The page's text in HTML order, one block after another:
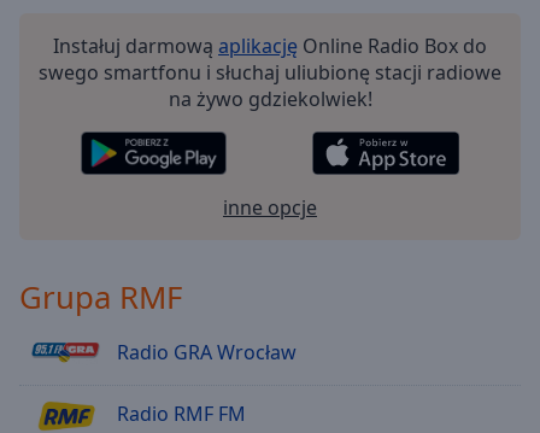
Radio RMF Fitness Rock
Radio RMF - GameMusic
Radio RMF - Ballady
Radio RMF - Muzyka klasyczna
Radio RMF - Najwieksze Polskie Przeboje
Radio RMF - Latino
Instałuj darmową aplikację Online Radio Box do
swego smartfonu i słuchaj uliubionę stacji radiowe
na żywo gdziekolwiek!
inne opcje
Grupa RMF
Radio GRA Wrocław
Radio RMF FM